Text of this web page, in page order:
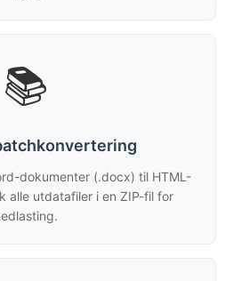
📚
dokumenter (.docx) til HTML-
alle utdatafiler i en ZIP-fil for